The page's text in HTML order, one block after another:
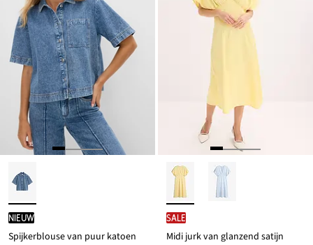
Nieuw
Spijkerblouse van puur katoen
SALE
Midi jurk van glanzend satijn